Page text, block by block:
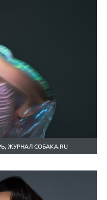
ЖУРНАЛ СОБАКА.RU